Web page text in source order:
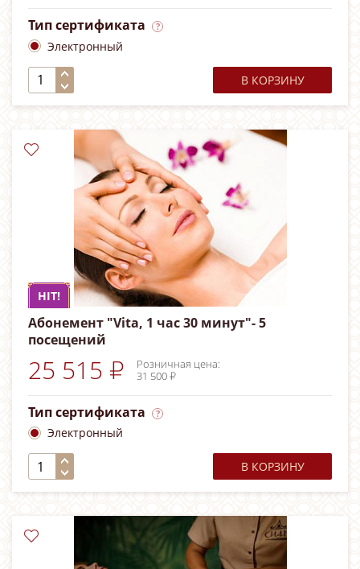
Тип сертификата
Электронный
В КОРЗИНУ
HIT!
Абонемент "Vita, 1 час 30 минут"- 5
посещений
25 515 ₽
Розничная цена:
31 500 ₽
Тип сертификата
Электронный
В КОРЗИНУ